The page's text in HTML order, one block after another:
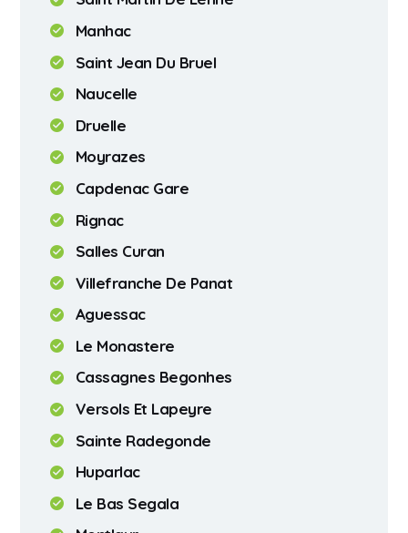
Manhac
Saint Jean Du Bruel
Naucelle
Druelle
Moyrazes
Capdenac Gare
Rignac
Salles Curan
Villefranche De Panat
Aguessac
Le Monastere
Cassagnes Begonhes
Versols Et Lapeyre
Sainte Radegonde
Huparlac
Le Bas Segala